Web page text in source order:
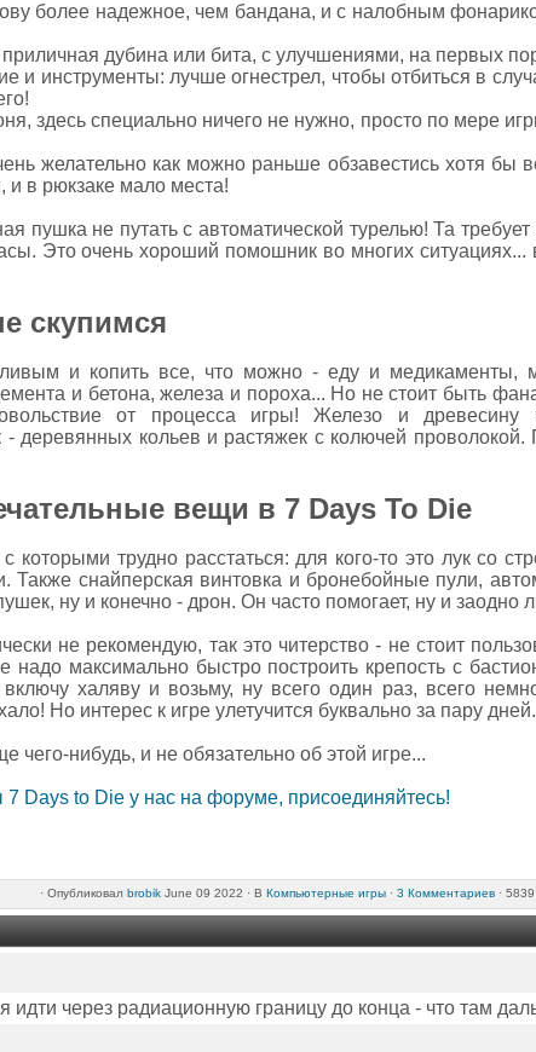
более надежное, чем бандана, и с налобным
дубина или бита, с улучшениями, на первых
и инструменты: лучше огнестрел, чтобы отбиться в
здесь специально ничего не нужно, просто по мере
желательно как можно раньше обзавестись хотя
и в рюкзаке мало места!
пушка не путать с автоматической турелью! Та требует
Это очень хороший помошник во многих ситуациях...
скупимся
и копить все, что можно - еду и медикаменты,
и бетона, железа и пороха... Но не стоит быть
от процесса игры! Железо и древесину
- деревянных кольев и растяжек с колючей
вещи в 7 Days To Die
которыми трудно расстаться: для кого-то это лук со
Также снайперская винтовка и бронебойные пули,
ну и конечно - дрон. Он часто помогает, ну и
не рекомендую, так это читерство - не стоит
максимально быстро построить крепость с
халяву и возьму, ну всего один раз, всего
Но интерес к игре улетучится буквально за пару дней.
нибудь, и не обязательно об этой игре...
Days to Die у нас на форуме, присоединяйтесь!
· Опубликовал brobik June 09 2022 · В Компьютерные игры · 3 Комментариев ·
идти через радиационную границу до конца - что там